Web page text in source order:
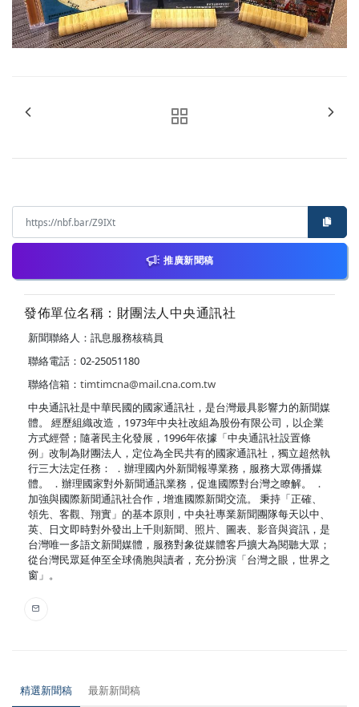
推廣新聞稿
發佈單位名稱：財團法人中央通訊社
新聞聯絡人：訊息服務核稿員
聯絡電話：02-25051180
聯絡信箱： timtimcna@mail.cna.com.tw
中央通訊社是中華民國的國家通訊社，是台灣最具影響力的新聞媒
體。 經歷組織改造，1973年中央社改組為股份有限公司，以企業
方式經營；隨著民主化發展，1996年依據「中央通訊社設置條
例」改制為財團法人，定位為全民共有的國家通訊社，獨立超然執
行三大法定任務： ．辦理國內外新聞報導業務，服務大眾傳播媒
體。 ．辦理國家對外新聞通訊業務，促進國際對台灣之瞭解。 ．
加強與國際新聞通訊社合作，增進國際新聞交流。 秉持「正確、
領先、客觀、翔實」的基本原則，中央社專業新聞團隊每天以中、
英、日文即時對外發出上千則新聞、照片、圖表、影音與資訊，是
台灣唯一多語文新聞媒體，服務對象從媒體客戶擴大為閱聽大眾；
從台灣民眾延伸至全球僑胞與讀者，充分扮演「台灣之眼，世界之
窗」。
精選新聞稿 最新新聞稿